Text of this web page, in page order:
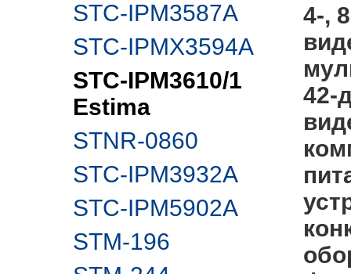
STC-IPM3587A
STC-IPMX3594A
STC-IPM3610/1
Estima
STNR-0860
STC-IPM3932A
STC-IPM5902А
STM-196
4-,
42-